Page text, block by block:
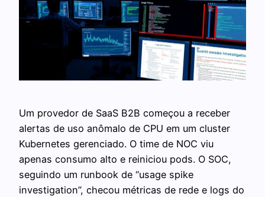
Um provedor de SaaS B2B começou a receber
alertas de uso anômalo de CPU em um cluster
Kubernetes gerenciado. O time de NOC viu
apenas consumo alto e reiniciou pods. O SOC,
seguindo um runbook de “usage spike
investigation”, checou métricas de rede e logs do